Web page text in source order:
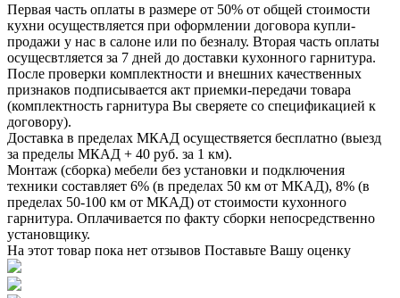
Первая часть оплаты в размере от 50% от общей стоимости
кухни осуществляется при оформлении договора купли-
продажи у нас в салоне или по безналу. Вторая часть оплаты
осущесвтляется за 7 дней до доставки кухонного гарнитура.
После проверки комплектности и внешних качественных
признаков подписывается акт приемки-передачи товара
(комплектность гарнитура Вы сверяете со спецификацией к
договору).
Доставка в пределах МКАД осуществяется бесплатно (выезд
за пределы МКАД + 40 руб. за 1 км).
Монтаж (сборка) мебели без установки и подключения
техники составляет 6% (в пределах 50 км от МКАД), 8% (в
пределах 50-100 км от МКАД) от стоимости кухонного
гарнитура. Оплачивается по факту сборки непосредственно
установщику.
На этот товар пока нет отзывов Поставьте Вашу оценку